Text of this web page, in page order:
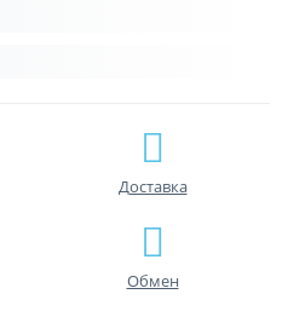
Доставка
Обмен